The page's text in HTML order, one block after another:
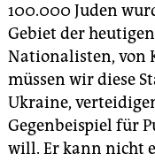
100.000 Juden
Gebiet der
Nationalisten, von
müssen wir diese
Ukraine,
Gegenbeispiel für
will. Er kann nicht